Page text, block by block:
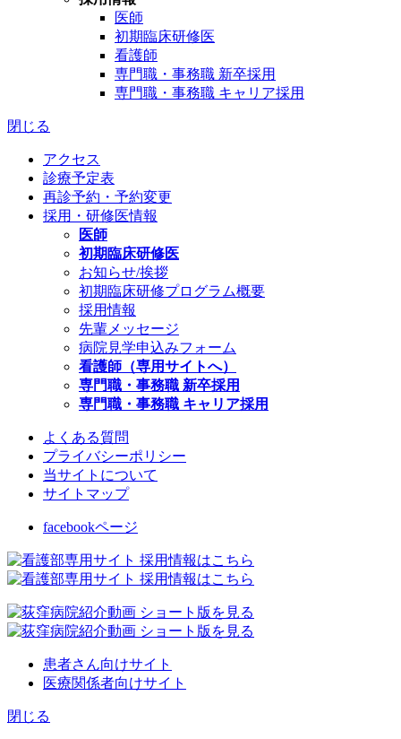
医師
初期臨床研修医
看護師
専門職・事務職 新卒採用
専門職・事務職 キャリア採用
閉じる
アクセス
診療予定表
再診予約・予約変更
採用・研修医情報
医師
初期臨床研修医
お知らせ/挨拶
初期臨床研修プログラム概要
採用情報
先輩メッセージ
病院見学申込みフォーム
看護師（専用サイトへ）
専門職・事務職 新卒採用
専門職・事務職 キャリア採用
よくある質問
プライバシーポリシー
当サイトについて
サイトマップ
facebookページ
患者さん向けサイト
医療関係者向けサイト
閉じる